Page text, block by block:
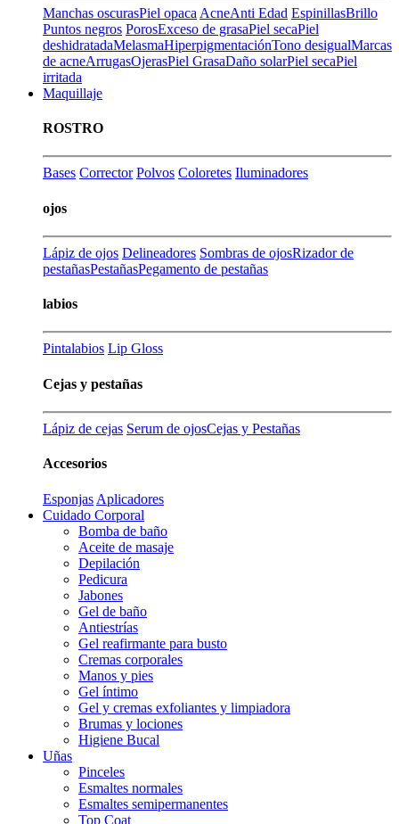
Manchas oscurasPiel opaca AcneAnti Edad EspinillasBrillo
Puntos negros PorosExceso de grasaPiel secaPiel
deshidratadaMelasmaHiperpigmentaciónTono desigualMarcas
de acneArrugasOjerasPiel GrasaDaño solarPiel secaPiel
irritada
Maquillaje
ROSTRO
Bases Corrector Polvos Coloretes Iluminadores
ojos
Lápiz de ojos Delineadores Sombras de ojosRizador de
pestañasPestañasPegamento de pestañas
labios
Pintalabios Lip Gloss
Cejas y pestañas
Lápiz de cejas Serum de ojosCejas y Pestañas
Accesorios
Esponjas Aplicadores
Cuidado Corporal
Bomba de baño
Aceite de masaje
Depilación
Pedicura
Jabones
Gel de baño
Antiestrías
Gel reafirmante para busto
Cremas corporales
Manos y pies
Gel íntimo
Gel y cremas exfoliantes y limpiadora
Brumas y lociones
Higiene Bucal
Uñas
Pinceles
Esmaltes normales
Esmaltes semipermanentes
Top Coat